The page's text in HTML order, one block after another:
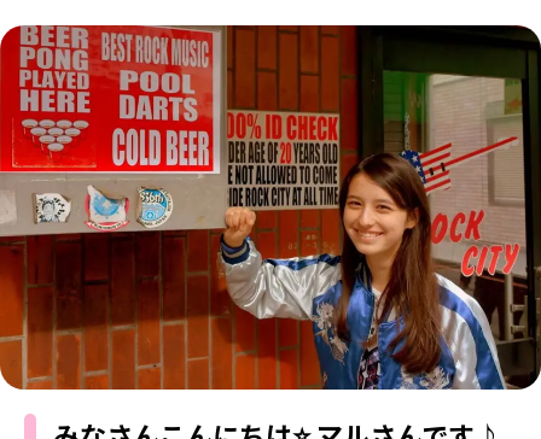
FASHION
ファッションニュース
モデル私服
着回し
着痩せ
BEAUTY
ビューティニュース
トレンドメイク
ベストコスメ
ヘアアレンジ・ヘアケア
ボディケア
SCHOOL
スクールニュース
制服コーデ
学校ヘアメイク
勉強・受験・進路
ENTERTAINMENT
エンタメニュース
なにわ男子
K-POP
LIFESTYLE
ライフスタイルニュース
JKランキング・アワード
モデルの購入品
おでかけ
JK TREND
JKトレンドニュース
MODELS
MODEL'S BLOG
TikTok